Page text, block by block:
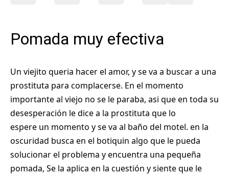
Pomada muy efectiva
Un viejito queria hacer el amor, y se va a buscar a una
prostituta para complacerse. En el momento
importante al viejo no se le paraba, asi que en toda su
desesperación le dice a la prostituta que lo
espere un momento y se va al baño del motel. en la
oscuridad busca en el botiquin algo que le pueda
solucionar el problema y encuentra una pequeña
pomada, Se la aplica en la cuestión y siente que le